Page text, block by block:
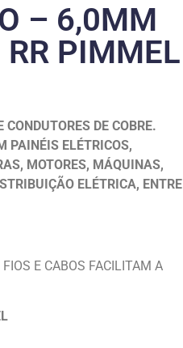
– 6,0MM
PIMMEL
DE COBRE.
PAINÉIS ELÉTRICOS,
MOTORES, MÁQUINAS,
ELÉTRICA, ENTRE
E CABOS FACILITAM A